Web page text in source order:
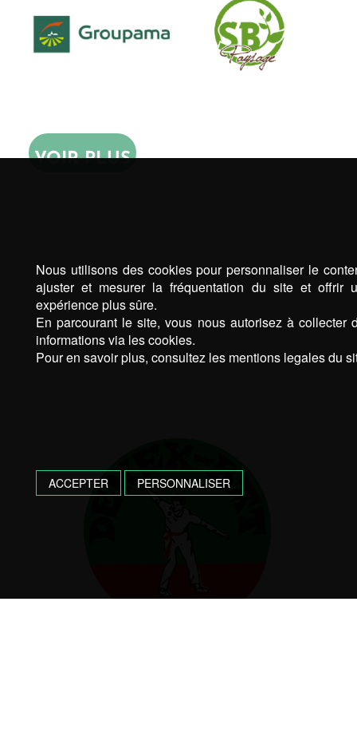
VOIR PLUS
Nous utilisons des cookies pour personnaliser le
ajuster et mesurer la fréquentation du site et offrir
expérience plus sûre.
En parcourant le site, vous nous autorisez à collecter
informations via les cookies.
Pour en savoir plus, consultez les mentions legales du
ACCEPTER PERSONNALISER